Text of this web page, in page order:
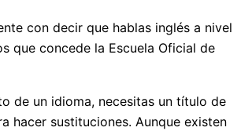
con decir que hablas inglés a nivel
que concede la Escuela Oficial de
de un idioma, necesitas un título de
hacer sustituciones. Aunque existen